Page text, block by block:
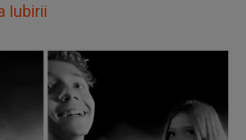
Iubirii